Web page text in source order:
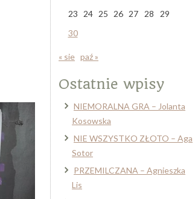
23
24 25 26 27 28
29
30
« sie paź »
Ostatnie wpisy
NIEMORALNA GRA – Jolanta
Kosowska
NIE WSZYSTKO ZŁOTO – Aga
Sotor
PRZEMILCZANA – Agnieszka
Lis